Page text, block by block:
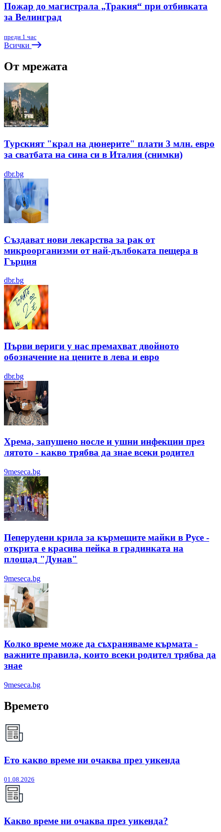
Пожар до магистрала „Тракия“ при отбивката
за Велинград
преди 1 час
Всички
От мрежата
Турският "крал на дюнерите" плати 3 млн. евро
за сватбата на сина си в Италия (снимки)
dbr.bg
Създават нови лекарства за рак от
микроорганизми от най-дълбоката пещера в
Гърция
dbr.bg
Първи вериги у нас премахват двойното
обозначение на цените в лева и евро
dbr.bg
Хрема, запушено носле и ушни инфекции през
лятотo - какво трябва да знае всеки родител
9meseca.bg
Пеперудени крила за кърмещите майки в Русе -
открита е красива пейка в градинката на
площад "Дунав"
9meseca.bg
Колко време може да съхраняваме кърмата -
важните правила, които всеки родител трябва да
знае
9meseca.bg
Времето
Ето какво време ни очаква през уикенда
01.08.2026
Какво време ни очаква през уикенда?